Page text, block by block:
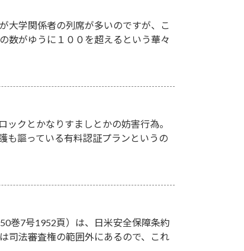
大学関係者の列席が多いのですが、こ
数がゆうに１００を超えるという華々
クとかなりすましとかの妨害行為。
も謳っている有料認証プランというの
巻7号1952頁）は、日米安全保障条約
司法審査権の範囲外にあるので、これ